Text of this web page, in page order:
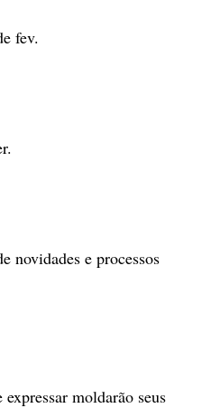
fev.
novidades e processos
moldarão seus